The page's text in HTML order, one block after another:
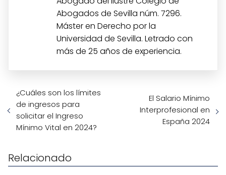
Abogados de Sevilla núm. 7296.
Máster en Derecho por la
Universidad de Sevilla. Letrado con
más de 25 años de experiencia.
¿Cuáles son los límites
de ingresos para
solicitar el Ingreso
Mínimo Vital en 2024?
El Salario Mínimo
Interprofesional en
España 2024
Relacionado